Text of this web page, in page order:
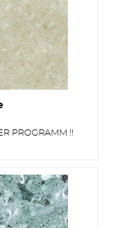
PROGRAMM !!